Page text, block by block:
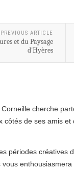
PREVIOUS ARTICLE
et du Paysage
d'Hyères
cherche
côtés de ses amis
périodes